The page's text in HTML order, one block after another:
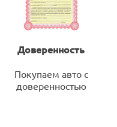
Доверенность
Покупаем авто с
доверенностью